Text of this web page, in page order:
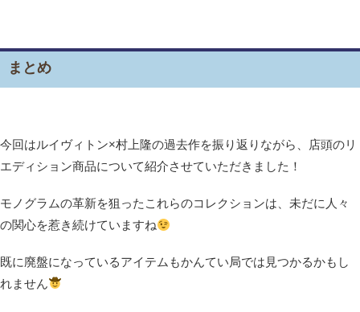
まとめ
今回はルイヴィトン×村上隆の過去作を振り返りながら、店頭のリ
エディション商品について紹介させていただきました！
モノグラムの革新を狙ったこれらのコレクションは、未だに人々
の関心を惹き続けていますね
既に廃盤になっているアイテムもかんてい局では見つかるかもし
れません